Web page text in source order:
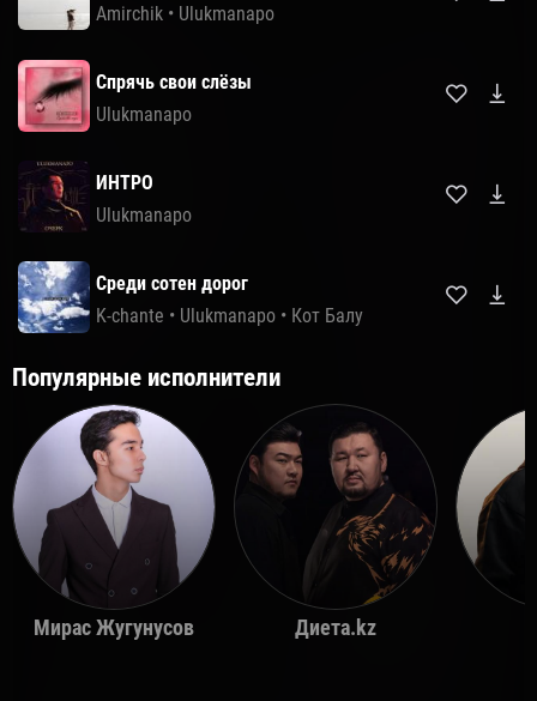
Amirchik • Ulukmanapo
Спрячь свои слёзы
Ulukmanapo
ИНТРО
Ulukmanapo
Среди сотен дорог
K-chante • Ulukmanapo • Кот Балу
Популярные исполнители
Мирас Жугунусов Диета.kz